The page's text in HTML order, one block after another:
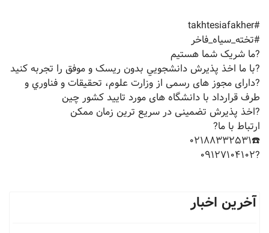
‏#takhtesiafakher
#تخته_سیاه_فاخر
?ما شریک شما هستیم
?با ما اخذ پذيرش دانشجويي بدون ریسک و موفق را تجربه کنید
?دارای مجوز های رسمی از وزارت علوم، تحقيقات و فناوري و
طرف قرارداد با دانشگاه های مورد تایید کشور چین
?اخذ پذیرش تضمینی در سریع ترین زمان ممکن
ارتباط با ما?
☎️02188332531
?09127104102
آخرین اخبار